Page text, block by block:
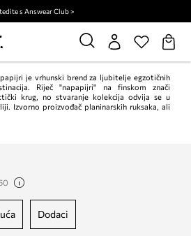
s Answear Club >
je vrhunski brend za ljubitelje egzotičnih
Riječ "napapijri" na finskom znači
krug, no stvaranje kolekcija odvija se u
Izvorno proizvođač planinarskih ruksaka, ali
dodaci